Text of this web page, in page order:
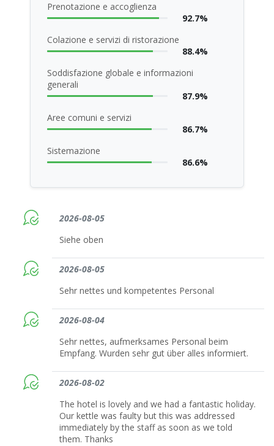
2026-08-05
Siehe oben
2026-08-05
Sehr nettes und kompetentes Personal
2026-08-04
Sehr nettes, aufmerksames Personal beim
Empfang. Wurden sehr gut über alles informiert.
2026-08-02
The hotel is lovely and we had a fantastic holiday.
Our kettle was faulty but this was addressed
immediately by the staff as soon as we told
them. Thanks
Prenotazione e accoglienza
92.7%
Colazione e servizi di ristorazione
88.4%
Soddisfazione globale e informazioni
generali
87.9%
Aree comuni e servizi
86.7%
Sistemazione
86.6%